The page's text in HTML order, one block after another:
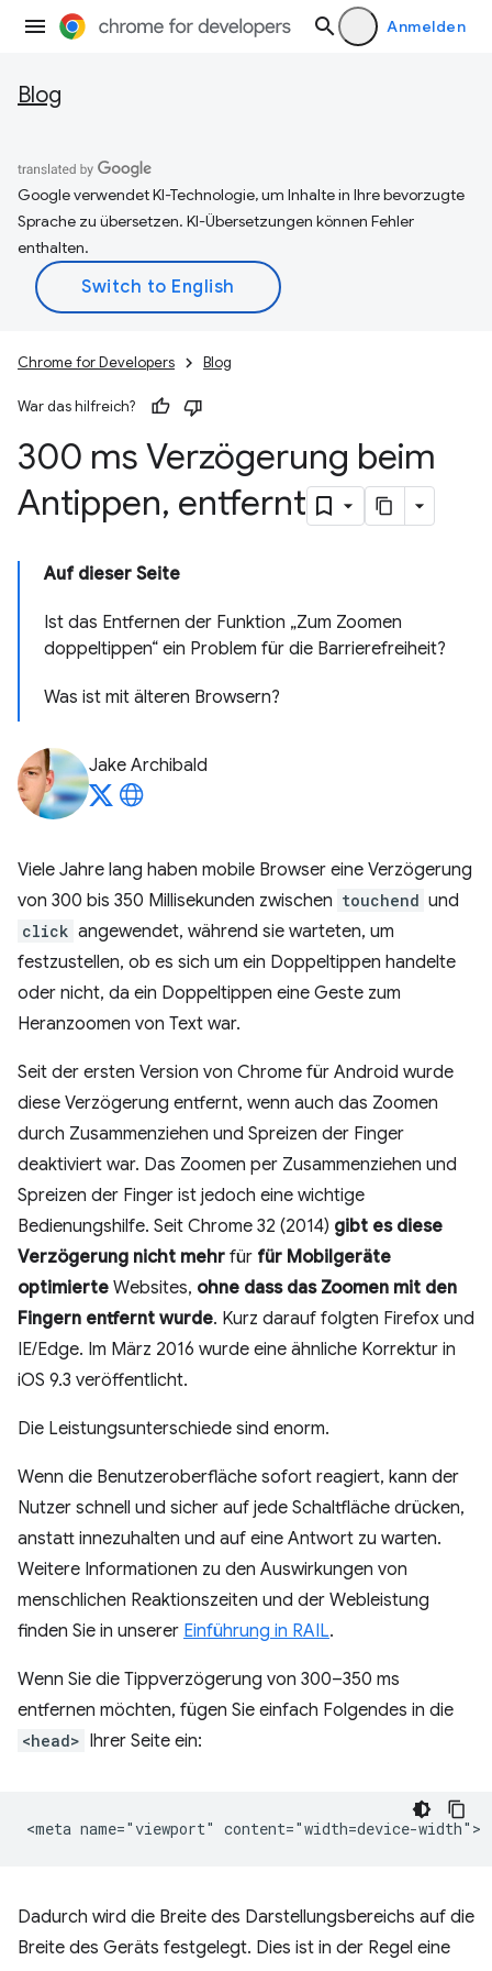
Anmelden
Blog
Google verwendet KI-Technologie, um Inhalte in Ihre bevorzugte
Sprache zu übersetzen. KI-Übersetzungen können Fehler
enthalten.
Chrome for Developers Blog
War das hilfreich?
300 ms Verzögerung beim
Antippen, entfernt
Auf dieser Seite
Ist das Entfernen der Funktion „Zum Zoomen
doppeltippen“ ein Problem für die Barrierefreiheit?
Was ist mit älteren Browsern?
Jake Archibald
Viele Jahre lang haben mobile Browser eine Verzögerung
von 300 bis 350 Millisekunden zwischen touchend und
click angewendet, während sie warteten, um
festzustellen, ob es sich um ein Doppeltippen handelte
oder nicht, da ein Doppeltippen eine Geste zum
Heranzoomen von Text war.
Seit der ersten Version von Chrome für Android wurde
diese Verzögerung entfernt, wenn auch das Zoomen
durch Zusammenziehen und Spreizen der Finger
deaktiviert war. Das Zoomen per Zusammenziehen und
Spreizen der Finger ist jedoch eine wichtige
Bedienungshilfe. Seit Chrome 32 (2014) gibt es diese
Verzögerung nicht mehr für für Mobilgeräte
optimierte Websites, ohne dass das Zoomen mit den
Fingern entfernt wurde. Kurz darauf folgten Firefox und
IE/Edge. Im März 2016 wurde eine ähnliche Korrektur in
iOS 9.3 veröffentlicht.
Die Leistungsunterschiede sind enorm.
Wenn die Benutzeroberfläche sofort reagiert, kann der
Nutzer schnell und sicher auf jede Schaltfläche drücken,
anstatt innezuhalten und auf eine Antwort zu warten.
Weitere Informationen zu den Auswirkungen von
menschlichen Reaktionszeiten und der Webleistung
finden Sie in unserer Einführung in RAIL.
Wenn Sie die Tippverzögerung von 300–350 ms
entfernen möchten, fügen Sie einfach Folgendes in die
<head> Ihrer Seite ein:
Dadurch wird die Breite des Darstellungsbereichs auf die
Breite des Geräts festgelegt. Dies ist in der Regel eine